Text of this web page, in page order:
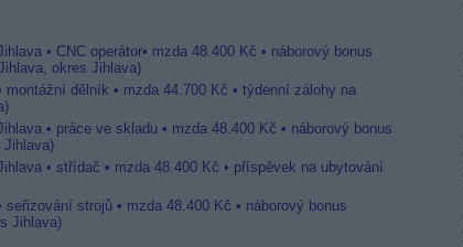
• CNC operátor• mzda 48.400 Kč • náborový bonus
okres Jihlava)
montážní dělník • mzda 44.700 Kč • týdenní zálohy na
• práce ve skladu • mzda 48.400 Kč • náborový bonus
Jihlava)
• střídač • mzda 48.400 Kč • příspěvek na ubytování
seřizování strojů • mzda 48.400 Kč • náborový bonus
Jihlava)